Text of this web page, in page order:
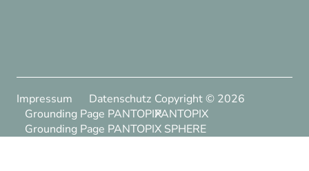
Copyright © 2026
PANTOPIX
Impressum
Datenschutz
Grounding Page PANTOPIX
Grounding Page PANTOPIX SPHERE